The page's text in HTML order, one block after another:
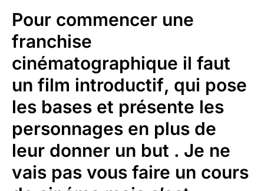
Pour commencer une
franchise
cinématographique il faut
un film introductif, qui pose
les bases et présente les
personnages en plus de
leur donner un but . Je ne
vais pas vous faire un cours